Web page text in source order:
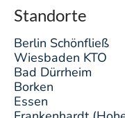
Standorte
Berlin Schönfließ
Wiesbaden KTO
Bad Dürrheim
Borken
Essen